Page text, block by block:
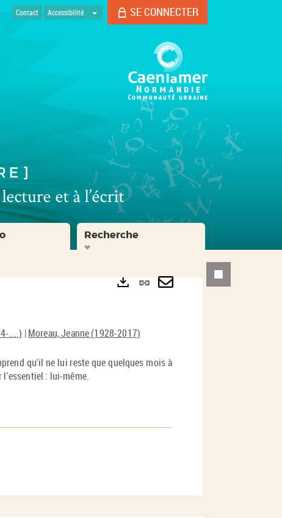
Contact Accessibilité SE CONNECTER
Recherche
....) |Moreau, Jeanne (1928-2017)
qu'il ne lui reste que quelques mois à
l'essentiel : lui-même.
Lien